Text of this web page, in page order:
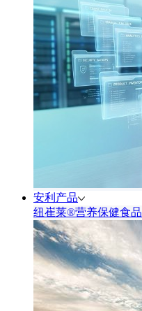
安利产品
纽崔莱®营养保健食品